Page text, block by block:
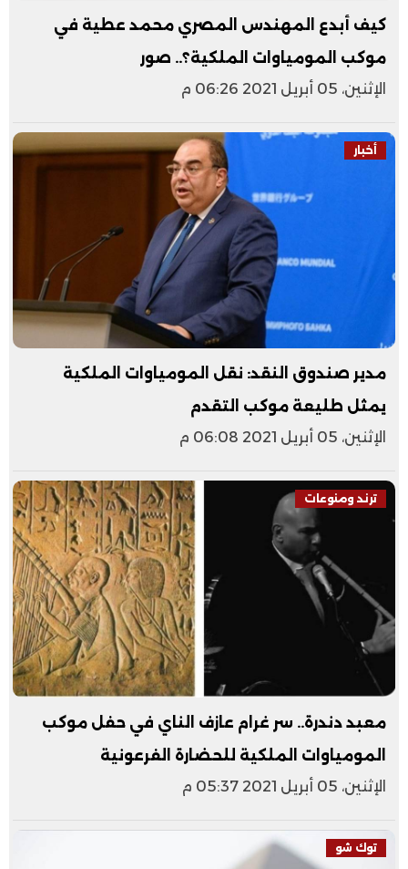
كيف أبدع المهندس المصري محمد عطية في
موكب المومياوات الملكية؟.. صور
الإثنين، 05 أبريل 2021 06:26 م
أخبار
مدير صندوق النقد: نقل المومياوات الملكية
يمثل طليعة موكب التقدم
الإثنين، 05 أبريل 2021 06:08 م
ترند ومنوعات
معبد دندرة.. سر غرام عازف الناي في حفل موكب
المومياوات الملكية للحضارة الفرعونية
الإثنين، 05 أبريل 2021 05:37 م
توك شو